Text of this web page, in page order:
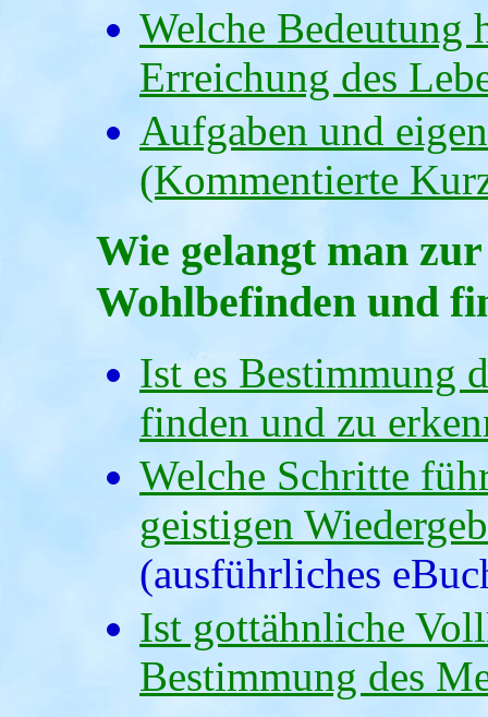
Welche Bedeutung
Erreichung des
Aufgaben und
(Kommentierte
Wie gelangt man
Wohlbefinden und
Ist es Bestimmung
finden und zu
Welche Schritte
geistigen
(ausführliches
Ist gottähnliche
Bestimmung des